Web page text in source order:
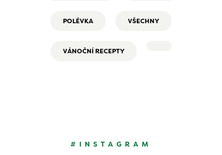
POLÉVKA VŠECHNY
VÁNOČNÍ RECEPTY
#INSTAGRAM